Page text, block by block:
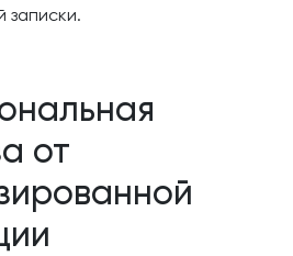
записки.
от